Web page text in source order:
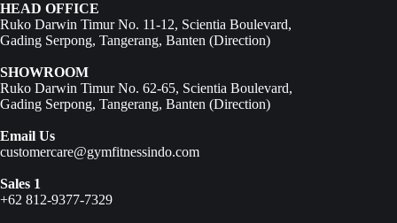
HEAD OFFICE
Ruko Darwin Timur No. 11-12, Scientia Boulevard,
Gading Serpong, Tangerang, Banten (Direction)
SHOWROOM
Ruko Darwin Timur No. 62-65, Scientia Boulevard,
Gading Serpong, Tangerang, Banten (Direction)
Email Us
customercare@gymfitnessindo.com
Sales 1
+62 812-9377-7329